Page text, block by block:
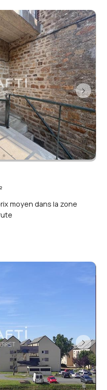
moyen dans la zone